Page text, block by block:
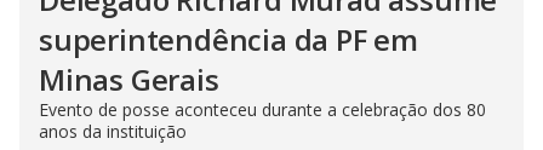
superintendência da PF em
Minas Gerais
Evento de posse aconteceu durante a celebração dos 80
anos da instituição